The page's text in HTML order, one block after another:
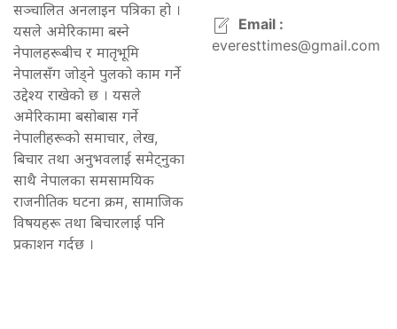
सञ्चालित अनलाइन पत्रिका हो ।
यसले अमेरिकामा बस्ने
नेपालहरूबीच र मातृभूमि
नेपालसँग जोड्ने पुलको काम गर्ने
उद्देश्य राखेको छ । यसले
अमेरिकामा बसोबास गर्ने
नेपालीहरूको समाचार, लेख,
बिचार तथा अनुभवलाई समेट्नुका
साथै नेपालका समसामयिक
राजनीतिक घटना क्रम, सामाजिक
विषयहरू तथा बिचारलाई पनि
प्रकाशन गर्दछ ।
Email :
everesttimes@gmail.com